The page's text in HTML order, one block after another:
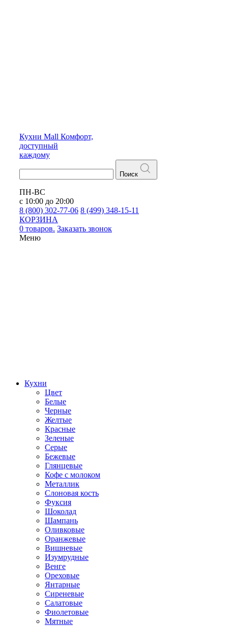
Кухни Mall Комфорт,
доступный
каждому
Поиск
ПН-ВС
с 10:00 до 20:00
8 (800) 302-77-06 8 (499) 348-15-11
КОРЗИНА
0 товаров. Заказать звонок
Меню
Кухни
Цвет
Белые
Черные
Желтые
Красные
Зеленые
Серые
Бежевые
Глянцевые
Кофе с молоком
Металлик
Слоновая кость
Фуксия
Шоколад
Шампань
Оливковые
Оранжевые
Вишневые
Изумрудные
Венге
Ореховые
Янтарные
Сиреневые
Салатовые
Фиолетовые
Мятные